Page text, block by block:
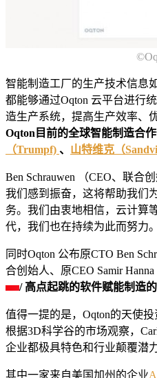
智能制造工厂的生产技术信息
都能够通过Oqton 云平台进行
造生产系统，提高生产效率、
Oqton目前的全球智能制造合
（Trumpf) 、 山特维克（
Ben Schrauwen （CEO、联合
我们感到振奋，这将帮助我们
务。我们由衷地相信，云计算
代，我们也在持续为此而努力
同时Oqton 公布原CTO Ben
合创始人、原CEO Samir
/ 高点起跳的软件赋能制造
值得一提的是，Oqton的天使投
根据3D科学谷的市场观察，
企业都极具特色和行业颠覆潜力
其中一家来自美国加州的企业